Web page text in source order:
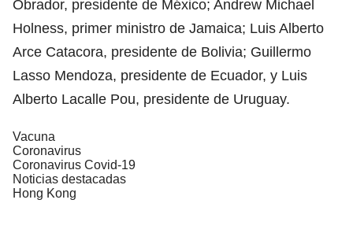
Obrador, presidente de México; Andrew Michael
Holness, primer ministro de Jamaica; Luis Alberto
Arce Catacora, presidente de Bolivia; Guillermo
Lasso Mendoza, presidente de Ecuador, y Luis
Alberto Lacalle Pou, presidente de Uruguay.
Vacuna
Coronavirus
Coronavirus Covid-19
Noticias destacadas
Hong Kong